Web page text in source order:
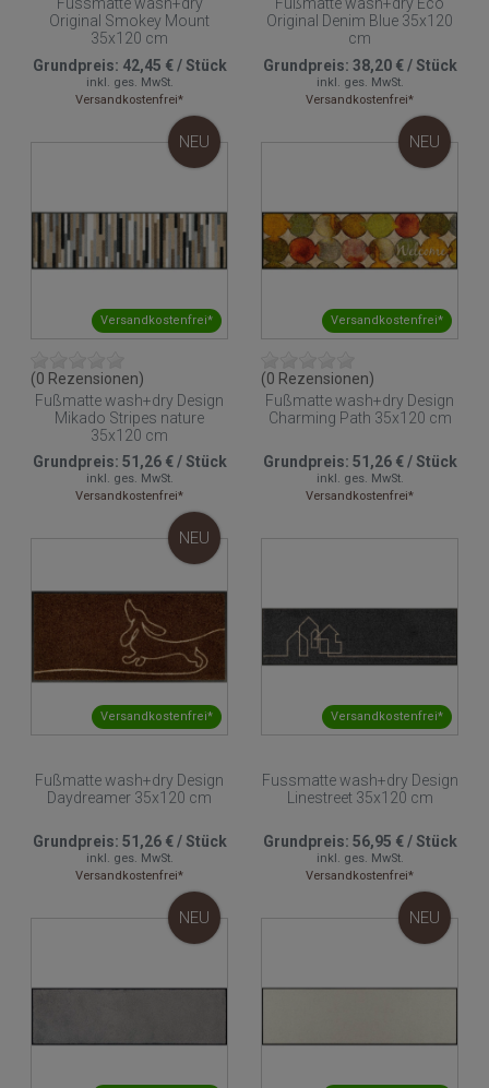
Fussmatte wash+dry
Original Smokey Mount
35x120 cm
Grundpreis: 42,45 €/Stück
inkl. ges. MwSt.
Versandkostenfrei*
Fußmatte wash+dry Eco
Original Denim Blue 35x120
cm
Grundpreis: 38,20 €/Stück
inkl. ges. MwSt.
Versandkostenfrei*
Versandkostenfrei*
NEU
(0 Rezensionen)
Fußmatte wash+dry Design
Mikado Stripes nature
35x120 cm
Grundpreis: 51,26 €/Stück
inkl. ges. MwSt.
Versandkostenfrei*
Versandkostenfrei*
NEU
(0 Rezensionen)
Fußmatte wash+dry Design
Charming Path 35x120 cm
Grundpreis: 51,26 €/Stück
inkl. ges. MwSt.
Versandkostenfrei*
Versandkostenfrei*
NEU
Fußmatte wash+dry Design
Daydreamer 35x120 cm
Grundpreis: 51,26 €/Stück
inkl. ges. MwSt.
Versandkostenfrei*
Versandkostenfrei*
Fussmatte wash+dry Design
Linestreet 35x120 cm
Grundpreis: 56,95 €/Stück
inkl. ges. MwSt.
Versandkostenfrei*
NEU NEU